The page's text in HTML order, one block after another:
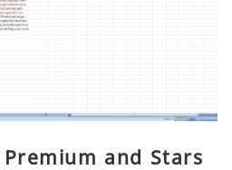
and Stars